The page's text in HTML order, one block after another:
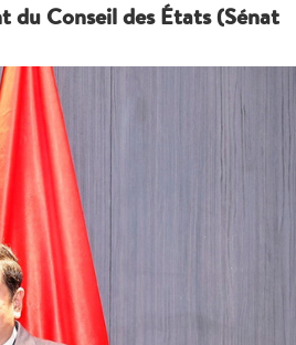
du Conseil des États (Sénat